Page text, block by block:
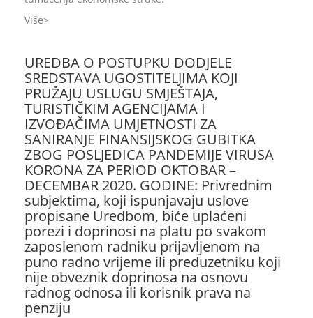
Više
UREDBA O POSTUPKU DODJELE
SREDSTAVA UGOSTITELJIMA KOJI
PRUŽAJU USLUGU SMJEŠTAJA,
TURISTIČKIM AGENCIJAMA I
IZVOĐAČIMA UMJETNOSTI ZA
SANIRANJE FINANSIJSKOG GUBITKA
ZBOG POSLJEDICA PANDEMIJE VIRUSA
KORONA ZA PERIOD OKTOBAR –
DECEMBAR 2020. GODINE: Privrednim
subjektima, koji ispunjavaju uslove
propisane Uredbom, biće uplaćeni
porezi i doprinosi na platu po svakom
zaposlenom radniku prijavljenom na
puno radno vrijeme ili preduzetniku koji
nije obveznik doprinosa na osnovu
radnog odnosa ili korisnik prava na
penziju